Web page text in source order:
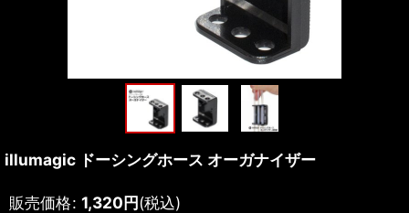
illumagic ドーシングホース オーガナイザー
販売価格: 1,320円(税込)